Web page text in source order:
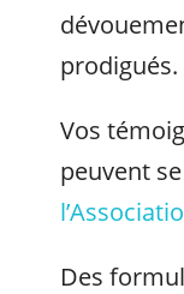
prodigués.
Vos
peuvent
Des